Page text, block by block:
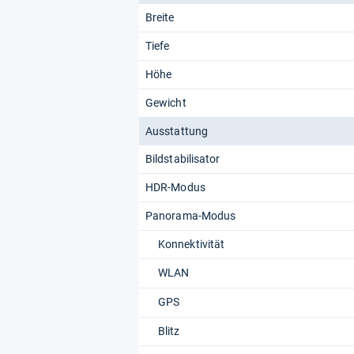
Breite
Tiefe
Höhe
Gewicht
Ausstattung
Bildstabilisator
HDR-Modus
Panorama-Modus
Konnektivität
WLAN
GPS
Blitz